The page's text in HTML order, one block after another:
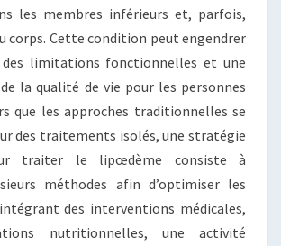
les membres inférieurs et, parfois,
corps. Cette condition peut engendrer
des limitations fonctionnelles et une
la qualité de vie pour les personnes
que les approches traditionnelles se
des traitements isolés, une stratégie
traiter le lipœdème consiste à
méthodes afin d’optimiser les
des interventions médicales,
nutritionnelles, une activité